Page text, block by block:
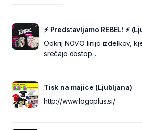
⚡ Predstavljamo REBEL! ⚡
Odkrij NOVO linijo izdelkov,
srečajo dostop...
Tisk na majice (Ljubljana)
http://www.logoplus.si/